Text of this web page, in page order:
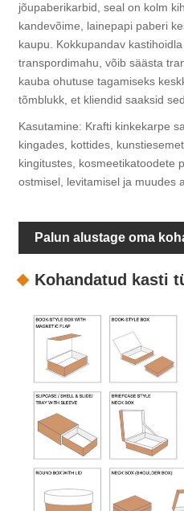
jõupaberikarbid, seal on kolm
kandevõime, lainepapi paberi
kaupu. Kokkupandav
transpordimahu, võib säästa
kauba ohutuse tagamiseks
tõmblukk, et kliendid saaksid
Kasutamine: Krafti kinkekarpe
kingades, kottides,
kingitustes, kosmeetikatoodete
ostmisel, levitamisel ja muudes
Palun alustage oma
Kohandatud kasti